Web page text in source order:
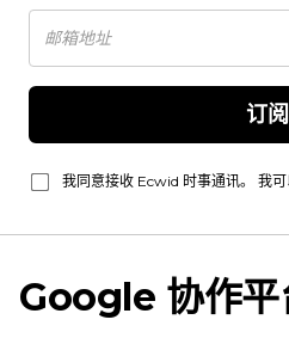
订阅
我同意接收 Ecwid 时事通讯。 我可
Google 协作平